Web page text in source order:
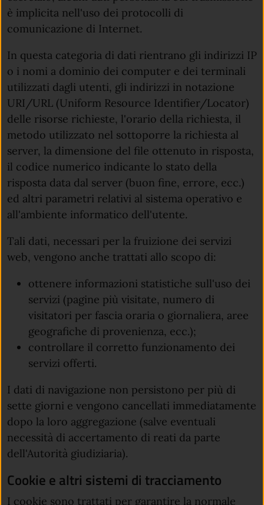
è implicita nell'uso dei protocolli di
comunicazione di Internet.
In questa categoria di dati rientrano gli indirizzi IP
o i nomi a dominio dei computer e dei terminali
utilizzati dagli utenti, gli indirizzi in notazione
URI/URL (Uniform Resource Identifier/Locator)
delle risorse richieste, l'orario della richiesta, il
metodo utilizzato nel sottoporre la richiesta al
server, la dimensione del file ottenuto in risposta,
il codice numerico indicante lo stato della
risposta data dal server (buon fine, errore, ecc.)
ed altri parametri relativi al sistema operativo e
all'ambiente informatico dell'utente.
Tali dati, necessari per la fruizione dei servizi
web, vengono anche trattati allo scopo di:
ottenere informazioni statistiche sull'uso dei
servizi (pagine più visitate, numero di
visitatori per fascia oraria o giornaliera, aree
geografiche di provenienza, ecc.);
controllare il corretto funzionamento dei
servizi offerti.
I dati di navigazione non persistono per più di
sette giorni e vengono cancellati immediatamente
dopo la loro aggregazione (salve eventuali
necessità di accertamento di reati da parte
dell'Autorità giudiziaria).
Cookie e altri sistemi di tracciamento
I cookie sono trattati per garantire la normale